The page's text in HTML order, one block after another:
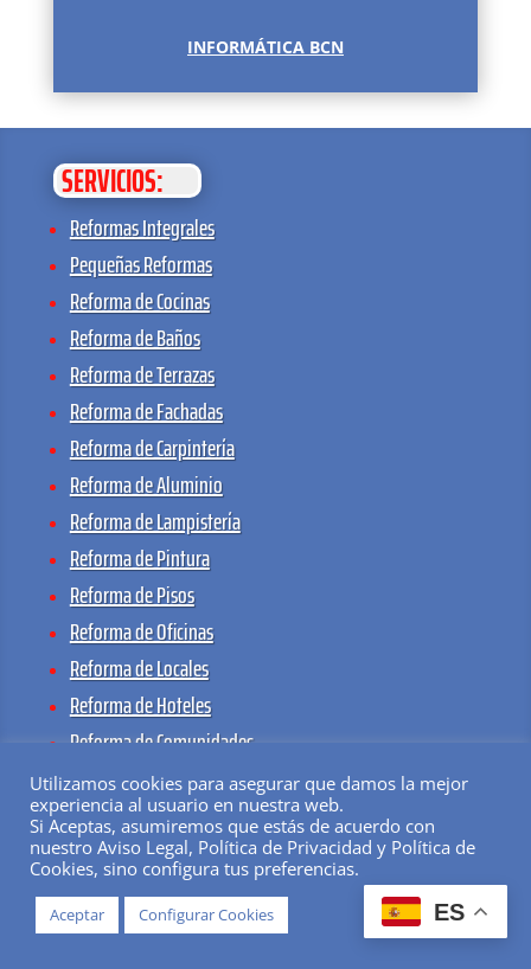
INFORMÁTICA BCN
SERVICIOS:
Reformas Integrales
Pequeñas Reformas
Reforma de Cocinas
Reforma de Baños
Reforma de Terrazas
Reforma de Fachadas
Reforma de Carpintería
Reforma de Aluminio
Reforma de Lampistería
Reforma de Pintura
Reforma de Pisos
Reforma de Oficinas
Reforma de Locales
Reforma de Hoteles
Reforma de Comunidades
Servicios de Herrería
ESPECIALIZADOS EN:
Reforma de Parkings
Utilizamos cookies para asegurar que damos la mejor
experiencia al usuario en nuestra web.
Si Aceptas, asumiremos que estás de acuerdo con
nuestro Aviso Legal, Política de Privacidad y Política de
Cookies, sino configura tus preferencias.
Aceptar Configurar Cookies ES